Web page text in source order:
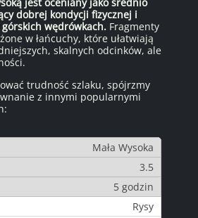
jest oceniany jako średnio
dobrej kondycji fizycznej i
wędrówkach. Fragmenty
w łańcuchy, które ułatwiają
skalnych odcinków, ale
trudność szlaku, spójrzmy
z innymi popularnymi
Mała Wysoka
3.5
5 godzin
Rysy